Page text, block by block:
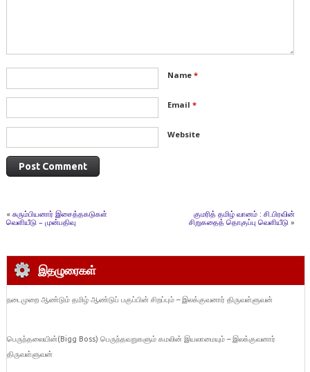
Name *
Email *
Website
« சுரும்பியனார் இசைத்தகடுகள்
வெளியீடு – முன்பதிவு
குமரித் தமிழ் வானம் : சி.பிரவின்
சிறுகதைத் தொகுப்பு வெளியீடு »
இதழுரைகள்
நடைமுறை ஆண்டும் தமிழ் ஆண்டுப் பகுப்பின் சிறப்பும் – இலக்குவனார் திருவள்ளுவன்
பெருந்தலையின்(Bigg Boss) பெருந்தவறுகளும் கமலின் இயலாமையும் – இலக்குவனார்
திருவள்ளுவன்